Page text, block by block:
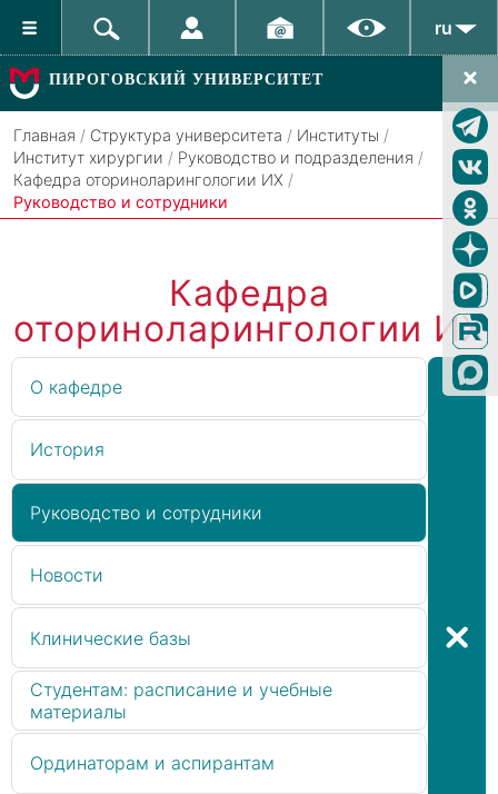
ru
ПИРОГОВСКИЙ УНИВЕРСИТЕТ
Главная / Структура университета / Институты /
Институт хирургии / Руководство и подразделения /
Кафедра оториноларингологии ИХ /
Руководство и сотрудники
Кафедра
оториноларингологии ИХ
О кафедре
История
Руководство и сотрудники
Новости
Клинические базы
Студентам: расписание и учебные
материалы
Ординаторам и аспирантам